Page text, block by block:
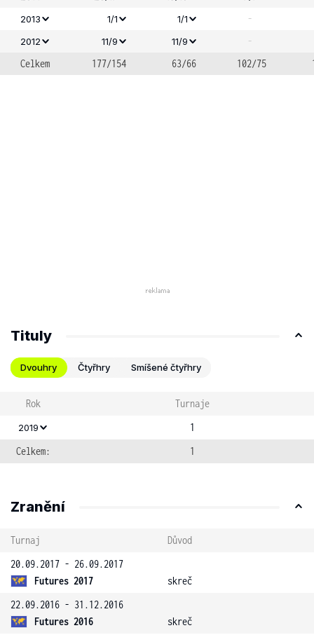
2013
1/1 1/1 -
2012 11/9 11/9
-
Celkem
177/154 63/66 102/75
Tituly
Dvouhry Čtyřhry Smíšené čtyřhry
Rok Turnaje
2019
1
Celkem:
1
Zranění
Turnaj
Důvod
20.09.2017 - 26.09.2017
Futures 2017
skreč
22.09.2016 - 31.12.2016
Futures 2016
skreč